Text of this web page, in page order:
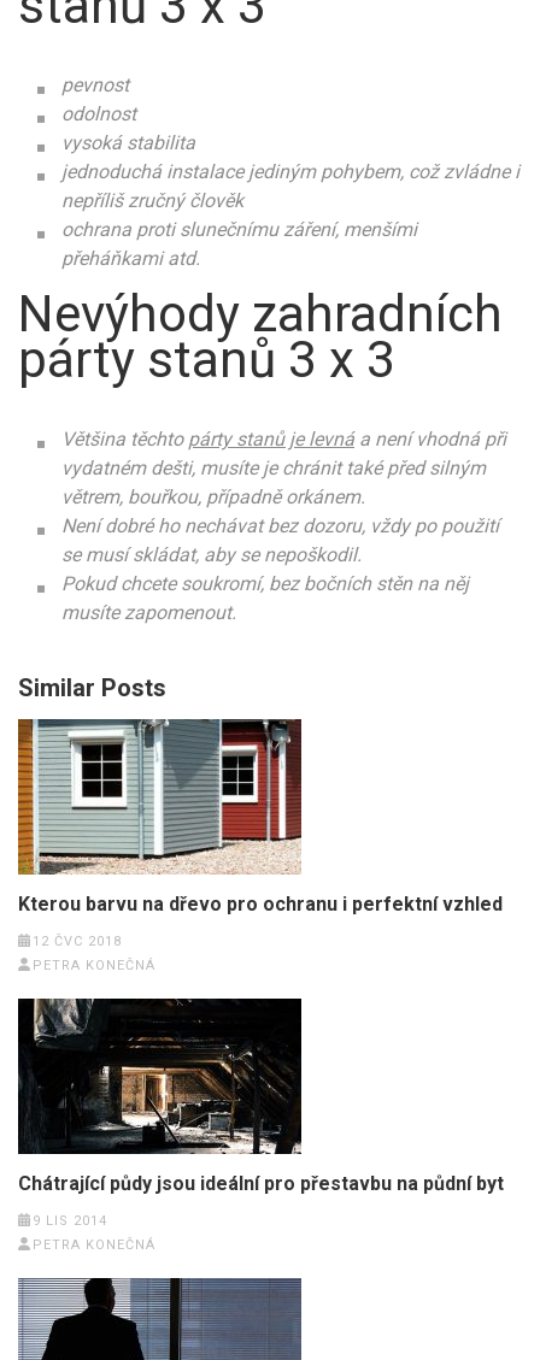
pevnost
odolnost
vysoká stabilita
jednoduchá instalace jediným pohybem, což zvládne i
nepříliš zručný člověk
ochrana proti slunečnímu záření, menšími
přeháňkami atd.
Nevýhody zahradních
párty stanů 3 x 3
Většina těchto párty stanů je levnáa není vhodná při
vydatném dešti, musíte je chránit také před silným
větrem, bouřkou, případně orkánem.
Není dobré ho nechávat bez dozoru, vždy po použití
se musí skládat, aby se nepoškodil.
Pokud chcete soukromí, bez bočních stěn na něj
musíte zapomenout.
Similar Posts
Kterou barvu na dřevo pro ochranu i perfektní vzhled
12 ČVC 2018
PETRA KONEČNÁ
Chátrající půdy jsou ideální pro přestavbu na půdní byt
9 LIS 2014
PETRA KONEČNÁ